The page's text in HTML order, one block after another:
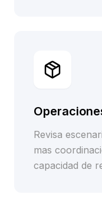
Revisa
mas
capacidad de